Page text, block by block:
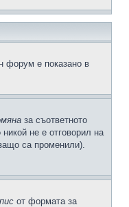
форум е показано в
за съответното
не е отговорил на
са променили).
от формата за